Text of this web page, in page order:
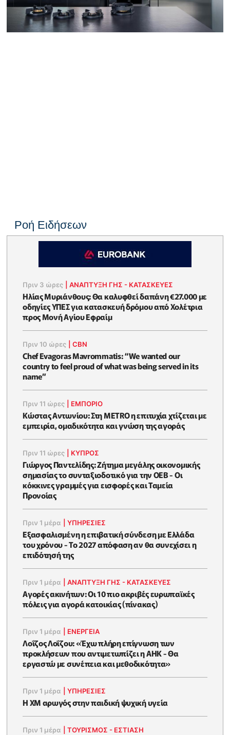
Ροή Ειδήσεων
Πριν 3 ώρες |ΑΝΑΠΤΥΞΗ ΓΗΣ - ΚΑΤΑΣΚΕΥΕΣ
Ηλίας Μυριάνθους: Θα καλυφθεί δαπάνη €27.000 με
οδηγίες ΥΠΕΣ για κατασκευή δρόμου από Χολέτρια
προς Μονή Αγίου Εφραίμ
Πριν 10 ώρες |CBN
Chef Evagoras Mavrommatis: “We wanted our
country to feel proud of what was being served in its
name”
Πριν 11 ώρες ΕΜΠΟΡΙΟ
Κώστας Αντωνίου: Στη METRO η επιτυχία χτίζεται με
εμπειρία, ομαδικότητα και γνώση της αγοράς
Πριν 11 ώρες ΚΥΠΡΟΣ
Γιώργος Παντελίδης: Ζήτημα μεγάλης οικονομικής
σημασίας το συνταξιοδοτικό για την ΟΕΒ - Οι
κόκκινες γραμμές για εισφορές και Ταμεία
Προνοίας
Πριν 1 μέρα |ΥΠΗΡΕΣΙΕΣ
Εξασφαλισμένη η επιβατική σύνδεση με Ελλάδα
του χρόνου - Το 2027 απόφαση αν θα συνεχίσει η
επιδότησή της
Πριν 1 μέρα |ΑΝΑΠΤΥΞΗ ΓΗΣ - ΚΑΤΑΣΚΕΥΕΣ
Αγορές ακινήτων: Οι 10 πιο ακριβές ευρωπαϊκές
πόλεις για αγορά κατοικίας (πίνακας)
Πριν 1 μέρα ΕΝΈΡΓΕΙΑ
Λοΐζος Λοΐζου: «Έχω πλήρη επίγνωση των
προκλήσεων που αντιμετωπίζει η ΑΗΚ - Θα
εργαστώ με συνέπεια και μεθοδικότητα»
Πριν 1 μέρα |ΥΠΗΡΕΣΙΕΣ
Η XM αρωγός στην παιδική ψυχική υγεία
Πριν 1 μέρα |ΤΟΥΡΙΣΜΟΣ - ΕΣΤΙΑΣΗ